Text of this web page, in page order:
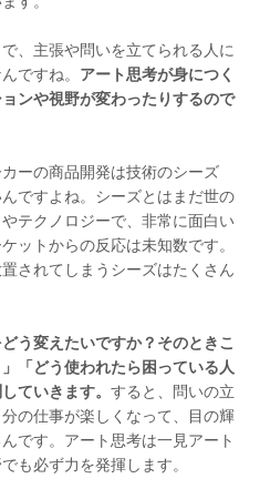
、主張や問いを立てられる人に
ですね。 アート思考が身につく
ンや視野が変わったりするので
カーの商品開発は技術のシーズ
ですよね。シーズとはまだ世の
テクノロジーで、非常に面白い
ットからの反応は未知数です。
されてしまうシーズはたくさん
う変えたいですか？そのときこ
「どう使われたら困っている人
ていきます。 すると、問いの立
の仕事が楽しくなって、目の輝
です。アート思考は一見アート
も必ず力を発揮します。